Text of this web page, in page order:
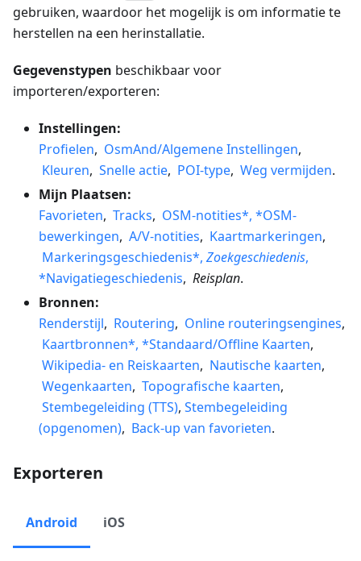
gebruiken, waardoor het mogelijk is om informatie te
herstellen na een herinstallatie.
Gegevenstypen beschikbaar voor
importeren/exporteren:
Instellingen:
Profielen, OsmAnd/Algemene Instellingen,
Kleuren, Snelle actie, POI-type, Weg vermijden.
Mijn Plaatsen:
Favorieten, Tracks, OSM-notities*, *OSM-
bewerkingen, A/V-notities, Kaartmarkeringen,
Markeringsgeschiedenis*, Zoekgeschiedenis,
*Navigatiegeschiedenis, Reisplan.
Bronnen:
Renderstijl, Routering, Online routeringsengines,
Kaartbronnen*, *Standaard/Offline Kaarten,
Wikipedia- en Reiskaarten, Nautische kaarten,
Wegenkaarten, Topografische kaarten,
Stembegeleiding (TTS), Stembegeleiding
(opgenomen), Back-up van favorieten.
Exporteren
Android iOS